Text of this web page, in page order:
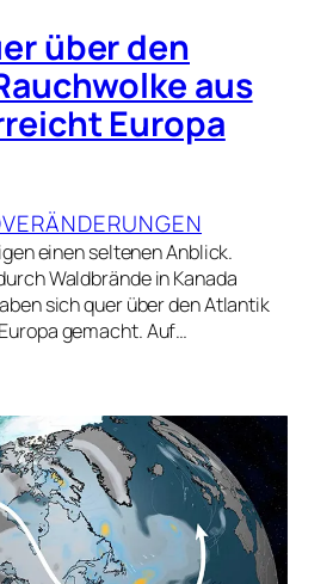
über den
aus
Europa
einen seltenen Anblick.
Waldbrände in Kanada
sich quer über den Atlantik
gemacht. Auf…